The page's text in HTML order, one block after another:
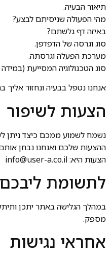
תיאור הבעיה.
מהי הפעולה שניסיתם לבצע?
באיזה דף גלשתם?
סוג וגרסה של הדפדפן.
מערכת הפעלה וגרסתה.
סוג הטכנולוגיה המסייעת
אנחנו נטפל בבעיה ונחזור
הצעות לשיפור
נשמח לשמוע ממכם כיצד ניתן
ההצעות שלכם ואנחנו נבחן
הצעות היא: info@user-a.co.il
לתשומת ליבכם
במהלך הגלישה באתר יתכן
מספק.
אחראי נגישות